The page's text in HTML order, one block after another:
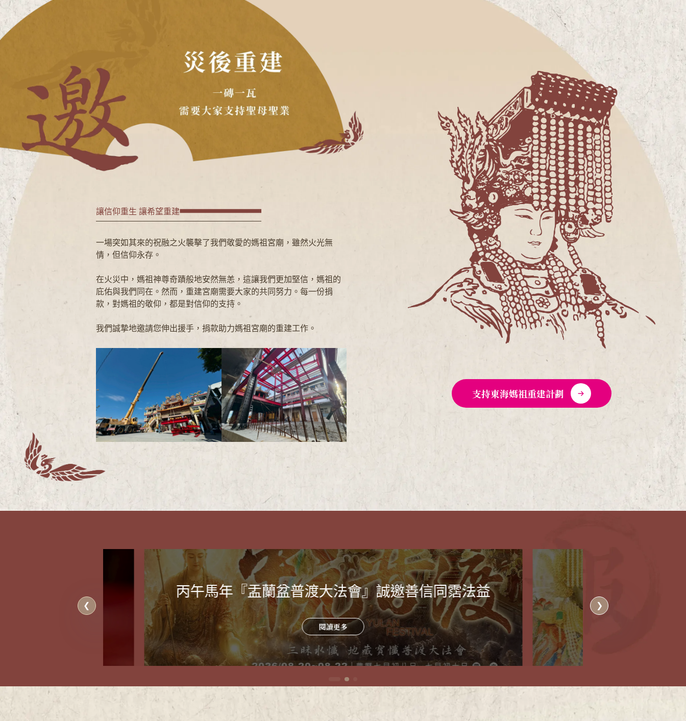
讓信仰重生 讓希望重建
一場突如其來的祝融之火襲擊了我們敬愛的媽祖宮廟，雖然火光無
情，但信仰永存。
在火災中，媽祖神尊奇蹟般地安然無恙，這讓我們更加堅信，媽祖的
庇佑與我們同在。然而，重建宮廟需要大家的共同努力。每一份捐
款，對媽祖的敬仰，都是對信仰的支持。
我們誠摯地邀請您伸出援手，捐款助力媽祖宮廟的重建工作。
支持東海媽祖重建計劃
恩赦同祐．迎駕玉皇賜福延祥法會
閱讀更多